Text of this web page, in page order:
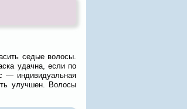
седые волосы.
удачна, если по
— индивидуальная
улучшен. Волосы